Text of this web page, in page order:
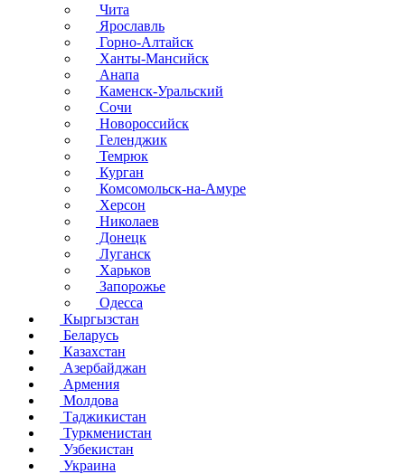
Чита
Ярославль
Горно-Алтайск
Ханты-Мансийск
Анапа
Каменск-Уральский
Сочи
Новороссийск
Геленджик
Темрюк
Курган
Комсомольск-на-Амуре
Херсон
Николаев
Донецк
Луганск
Харьков
Запорожье
Одесса
Кыргызстан
Беларусь
Казахстан
Азербайджан
Армения
Молдова
Таджикистан
Туркменистан
Узбекистан
Украина